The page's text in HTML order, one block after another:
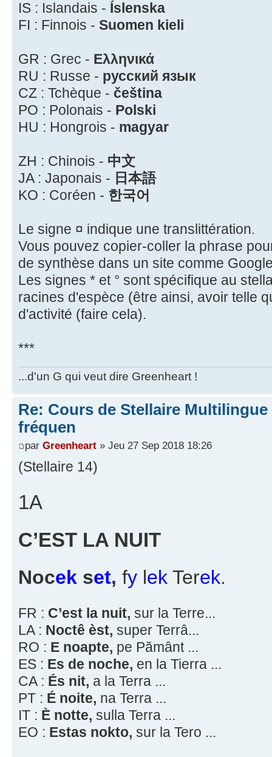
IS : Islandais - Íslenska
FI : Finnois - Suomen kieli
GR : Grec - Ελληνικά
RU : Russe - русский язык
CZ : Tchèque - čeština
PO : Polonais - Polski
HU : Hongrois - magyar
ZH : Chinois - 中文
JA : Japonais - 日本語
KO : Coréen - 한국어
Le signe ¤ indique une translittération.
Vous pouvez copier-coller la phrase
de synthèse dans un site comme
Les signes * et ° sont spécifique au
racines d'espèce (être ainsi, avoir telle
d'activité (faire cela).
***
...d'un G qui veut dire Greenheart !
Re: Cours de Stellaire
fréquen
par Greenheart » Jeu 27 Sep 2018 18:26
(Stellaire 14)
1A
C’EST LA NUIT
Nocek set, fy lek Terek.
FR : C’est la nuit, sur la Terre...
LA : Noctê èst, super Terrâ...
RO : E noapte, pe Pământ ...
ES : Es de noche, en la Tierra ...
CA : És nit, a la Terra ...
PT : É noite, na Terra ...
IT : È notte, sulla Terra ...
EO : Estas nokto, sur la Tero ...